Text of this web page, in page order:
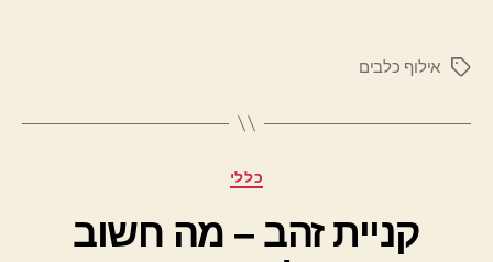
תגיותאילוף כלבים
קטגוריותכללי
קניית זהב – מה חשוב